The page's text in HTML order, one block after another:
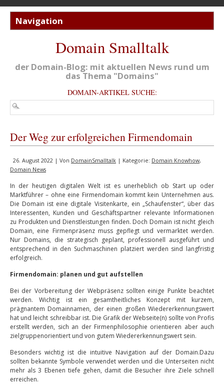
Domain Smalltalk
der Domain-Blog: mit aktuellen News rund um
das Thema "Domains"
DOMAIN-ARTIKEL SUCHE:
Der Weg zur erfolgreichen Firmendomain
26. August 2022 | Von DomainSmalltalk | Kategorie: Domain Knowhow,
Domain News
In der heutigen digitalen Welt ist es unerheblich ob Start up oder
Marktführer – ohne eine Firmendomain kommt kein Unternehmen aus.
Die Domain ist eine digitale Visitenkarte, ein „Schaufenster“, über das
Interessenten, Kunden und Geschäftspartner relevante Informationen
zu Produkten und Dienstleistungen finden. Doch Domain ist nicht gleich
Domain, eine Firmenpräsenz muss gepflegt und vermarktet werden.
Nur Domains, die strategisch geplant, professionell ausgeführt und
entsprechend in den Suchmaschinen platziert werden sind langfristig
erfolgreich.
Firmendomain: planen und gut aufstellen
Bei der Vorbereitung der Webpräsenz sollten einige Punkte beachtet
werden. Wichtig ist ein gesamtheitliches Konzept mit kurzem,
prägnantem Domainnamen, der einen großen Wiedererkennungswert
hat und leicht schreibbar ist. Die Grafik der Webseite(n) sollte von Profis
erstellt werden, sich an der Firmenphilosophie orientieren aber auch
zielgruppenorientiert und von gutem Wiedererkennungswert sein.
Besonders wichtig ist die intuitive Navigation auf der Domain.Dazu
sollten bekannte Symbole verwendet werden und die Unterseiten nicht
mehr als 3 Ebenen tiefe gehen, damit die Besucher ihre Ziele schnell
erreichen.